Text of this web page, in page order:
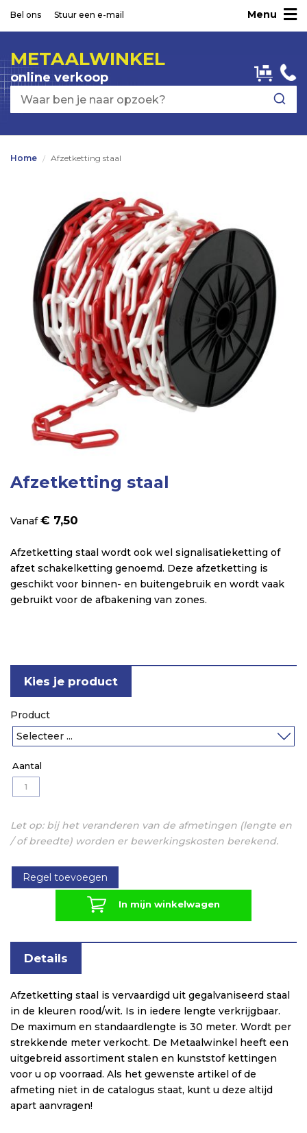
Bel ons Stuur een e-mail
naar
inhoud
Menu
METAALWINKEL
online verkoop
Home Afzetketting staal
Afzetketting staal
Vanaf € 7,50
Afzetketting staal wordt ook wel signalisatieketting of
afzet schakelketting genoemd. Deze afzetketting is
geschikt voor binnen- en buitengebruik en wordt vaak
gebruikt voor de afbakening van zones.
afbeeldingen-
gallerij
Ga
naar
begin
de
afbeeldingen-
gallerij
Kies je product
Product
Let op: bij het veranderen van de afmetingen (lengte en
/ of breedte) worden er bewerkingskosten berekend.
Regel toevoegen
In mijn winkelwagen
Details
Afzetketting staal is vervaardigd uit gegalvaniseerd staal
in de kleuren rood/wit. Is in iedere lengte verkrijgbaar.
De maximum en standaardlengte is 30 meter. Wordt per
strekkende meter verkocht. De Metaalwinkel heeft een
uitgebreid assortiment stalen en kunststof kettingen
voor u op voorraad. Als het gewenste artikel of de
afmeting niet in de catalogus staat, kunt u deze altijd
apart aanvragen!